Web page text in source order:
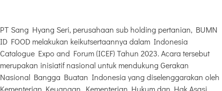
PT Sang Hyang Seri, perusahaan sub holding pertanian, BUMN
ID FOOD melakukan keikutsertaannya dalam Indonesia
Catalogue Expo and Forum (ICEF) Tahun 2023. Acara tersebut
merupakan inisiatif nasional untuk mendukung Gerakan
Nasional Bangga Buatan Indonesia yang diselenggarakan oleh
Kementerian Keuangan, Kementerian Hukum dan Hak Asasi